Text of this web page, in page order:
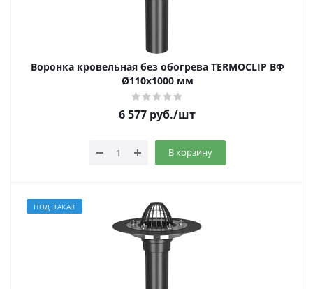
Воронка кровельная без обогрева TERMOCLIP ВФ
Ø110х1000 мм
6 577 руб./шт
В корзину
ПОД ЗАКАЗ